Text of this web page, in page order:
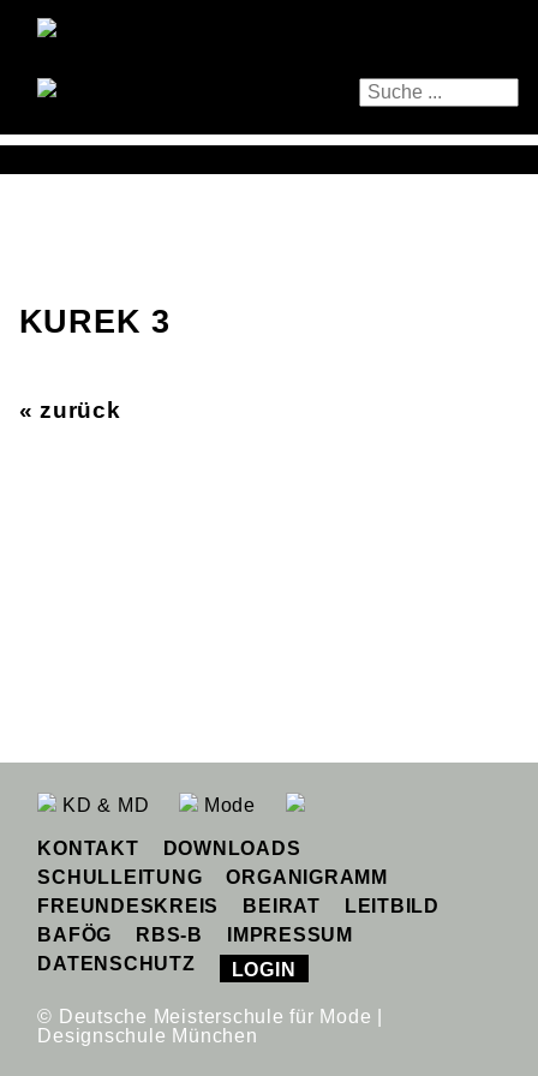
KUREK 3
« zurück
KD & MD Mode
KONTAKT
DOWNLOADS
SCHULLEITUNG
ORGANIGRAMM
FREUNDESKREIS
BEIRAT
LEITBILD
BAFÖG
RBS-B
IMPRESSUM
DATENSCHUTZ
LOGIN
© Deutsche Meisterschule für Mode |
Designschule München